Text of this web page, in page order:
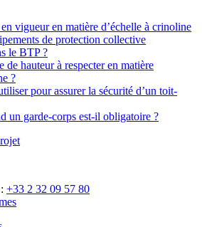
vigueur en matière d’échelle à crinoline
de protection collective
le BTP ?
de hauteur à respecter en matière
?
pour assurer la sécurité d’un toit-
un garde-corps est-il obligatoire ?
+33 2 32 09 57 80